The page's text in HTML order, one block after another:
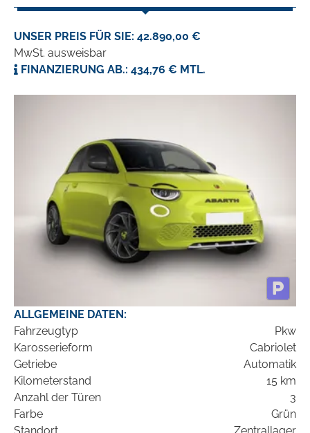
UNSER PREIS FÜR SIE: 42.890,00 €
MwSt. ausweisbar
FINANZIERUNG AB.: 434,76 € MTL.
ALLGEMEINE DATEN:
Fahrzeugtyp
Pkw
Karosserieform
Cabriolet
Getriebe
Automatik
Kilometerstand
15 km
Anzahl der Türen
3
Farbe
Grün